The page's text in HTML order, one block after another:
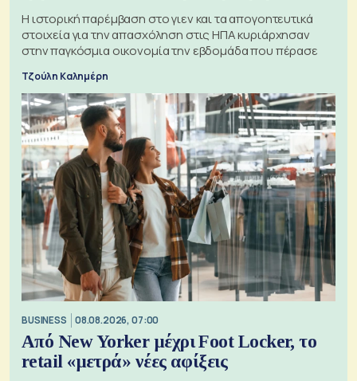
Η ιστορική παρέμβαση στο γιεν και τα απογοητευτικά
στοιχεία για την απασχόληση στις ΗΠΑ κυριάρχησαν
στην παγκόσμια οικονομία την εβδομάδα που πέρασε
Τζούλη Καλημέρη
BUSINESS 08.08.2026, 07:00
Από New Yorker μέχρι Foot Locker, το
retail «μετρά» νέες αφίξεις